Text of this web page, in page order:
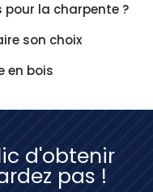
pour la charpente ?
son choix
en bois
d'obtenir
pas !